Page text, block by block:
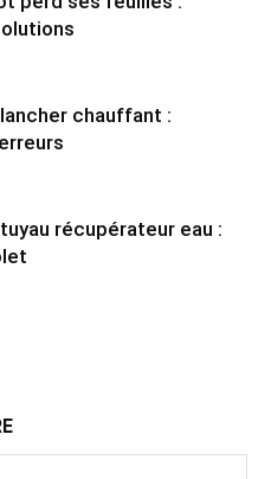
chauffant :
récupérateur eau :